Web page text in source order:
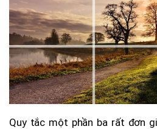
Quy tắc một phần ba rất đơn